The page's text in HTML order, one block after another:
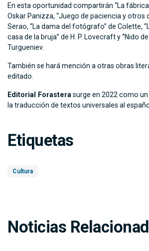
En esta oportunidad compartirán “La
Oskar Panizza, “Juego de paciencia y otros
Serao, “La dama del fotógrafo” de Colette,
casa de la bruja” de H. P. Lovecraft y “Nido
Turgueniev.
También se hará mención a otras obras
editado.
Editorial Forastera surge en 2022 como
la traducción de textos universales al
Etiquetas
Cultura
Noticias